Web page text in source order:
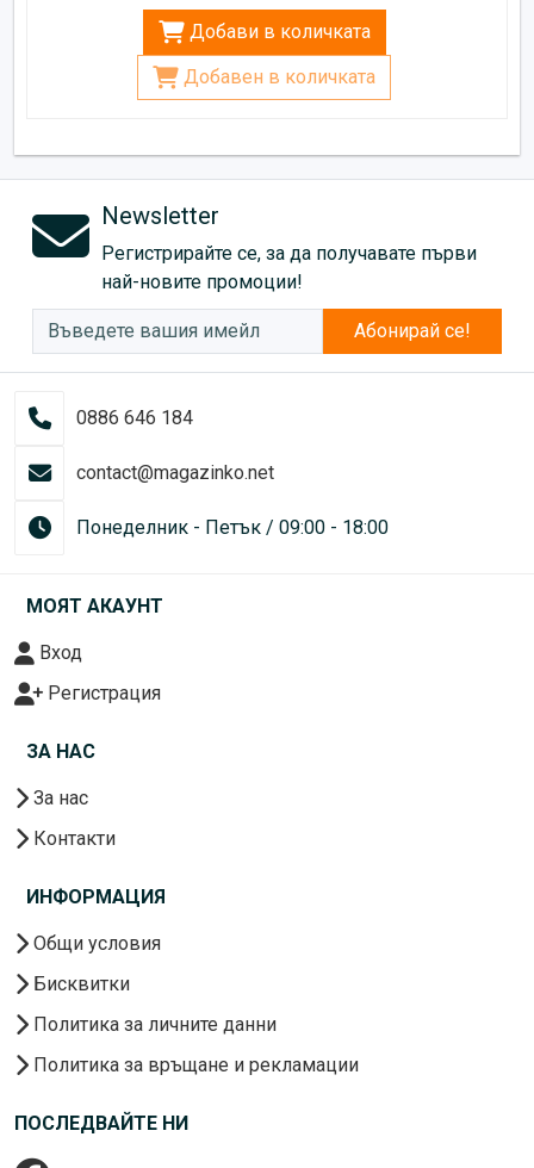
Добави в количката
Добавен в количката
Newsletter
Регистрирайте се, за да получавате първи
най-новите промоции!
Абонирай се!
0886 646 184
contact@magazinko.net
Понеделник - Петък / 09:00 - 18:00
МОЯТ АКАУНТ
Вход
Регистрация
ЗА НАС
За нас
Контакти
ИНФОРМАЦИЯ
Общи условия
Бисквитки
Политика за личните данни
Политика за връщане и рекламации
ПОСЛЕДВАЙТЕ НИ